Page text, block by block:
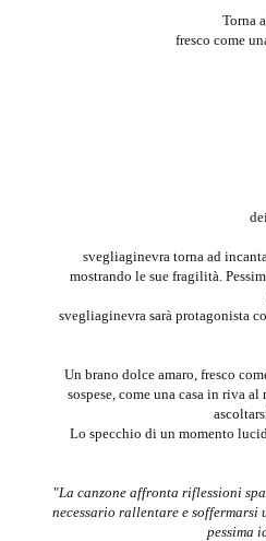
Torna
fresco come
svegliaginevra torna ad
mostrando le sue fragilità.
svegliaginevra sarà protagonista
Un brano dolce amaro, fresco
sospese, come una casa in riva
Lo specchio di un momento
"La canzone affronta riflessioni
necessario rallentare e soffermarsi
pessima